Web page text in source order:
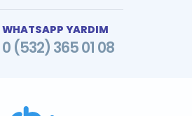
WHATSAPP YARDIM
0 (532) 365 01 08